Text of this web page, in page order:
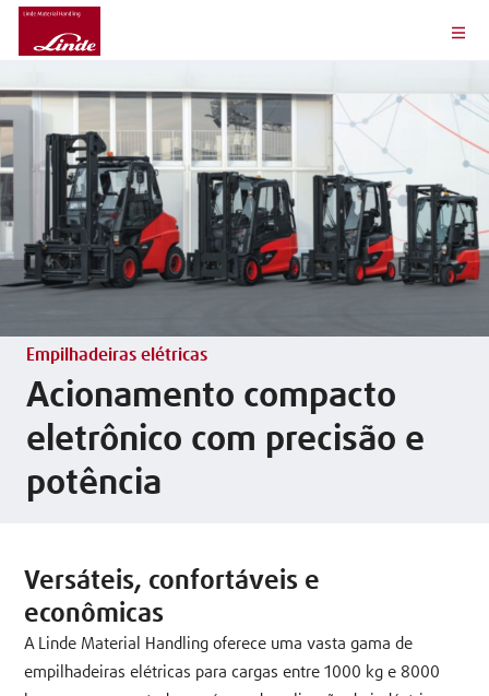
Empilhadeiras elétricas
Acionamento compacto
eletrônico com precisão e
potência
Versáteis, confortáveis e
econômicas
A Linde Material Handling oferece uma vasta gama de
empilhadeiras elétricas para cargas entre 1000 kg e 8000